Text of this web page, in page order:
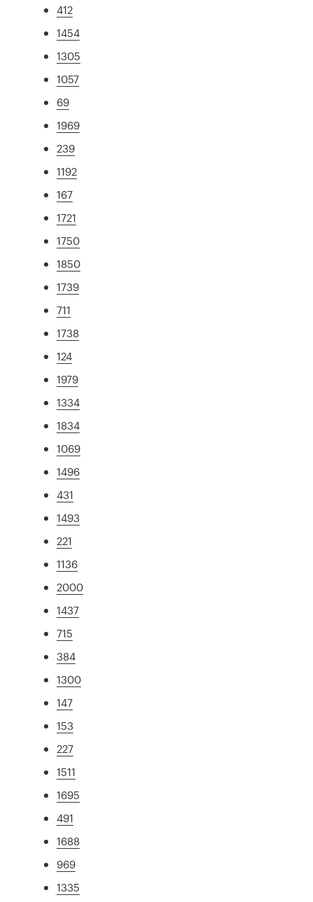
412
1454
1305
1057
69
1969
239
1192
167
1721
1750
1850
1739
711
1738
124
1979
1334
1834
1069
1496
431
1493
221
1136
2000
1437
715
384
1300
147
153
227
1511
1695
491
1688
969
1335